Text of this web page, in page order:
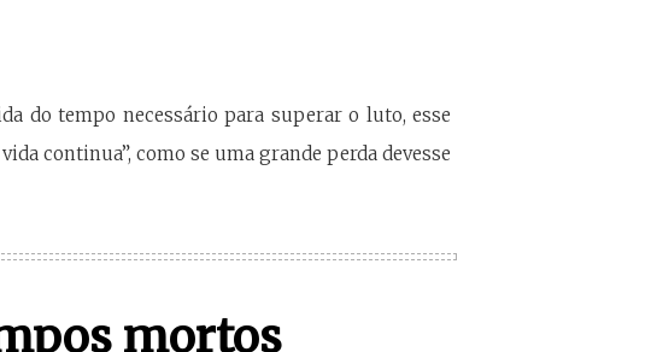
do tempo necessário para superar o luto, esse
continua”, como se uma grande perda devesse
mortos